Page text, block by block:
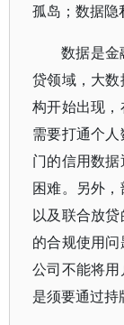
孤岛；数据隐
数据是
贷领域，大
构开始出现
需要打通个
门的信用数
困难。另外
以及联合放
的合规使用
公司不能将
是须要通过持